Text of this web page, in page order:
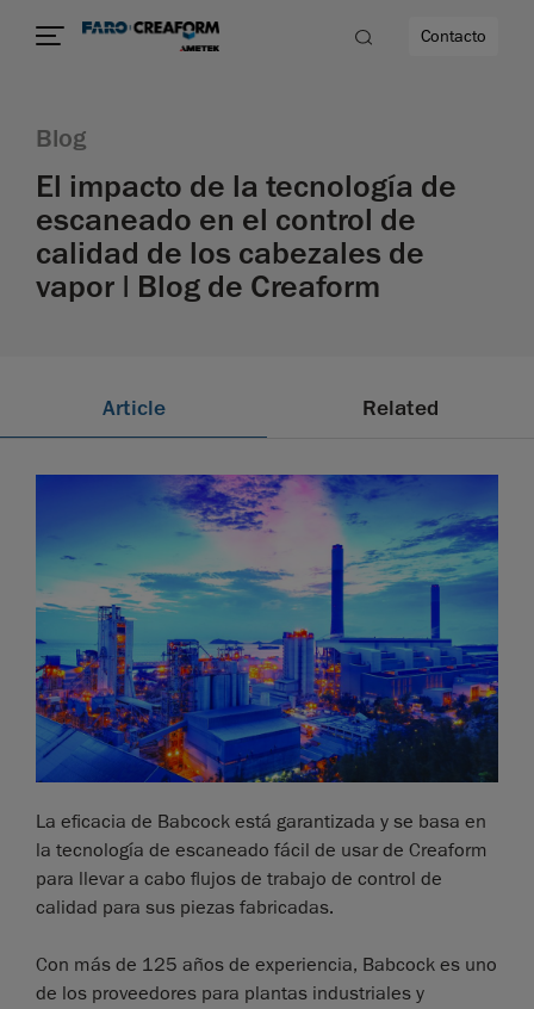
Contacto
Blog
El impacto de la tecnología de
escaneado en el control de
calidad de los cabezales de
vapor | Blog de Creaform
Article Related
La eficacia de Babcock está garantizada y se basa en
la tecnología de escaneado fácil de usar de Creaform
para llevar a cabo flujos de trabajo de control de
calidad para sus piezas fabricadas.
Con más de 125 años de experiencia, Babcock es uno
de los proveedores para plantas industriales y